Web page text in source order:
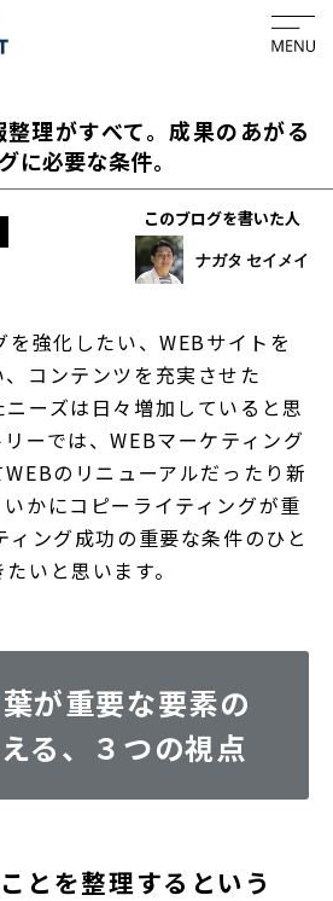
ト
略の言語化
イト制作
のPDCAサイクル
カンドオピニオン
フレット・ツール制作
ジン
い合わせフォーム
理がすべて。成果のあがる
に必要な条件。
このブログを書いた人
ナガタ セイメイ
を強化したい、WEBサイトを
コンテンツを充実させた
ーズは日々増加していると思
ーでは、WEBマーケティング
のリニューアルだったり新
かにコピーライティングが重
ィング成功の重要な条件のひと
いと思います。
が重要な要素の
る、３つの視点
とを整理するという